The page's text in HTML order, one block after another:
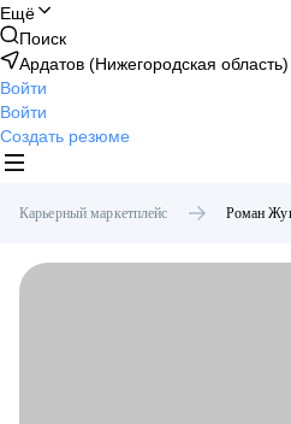
Ещё
Поиск
Ардатов (Нижегородская область)
Войти
Войти
Создать резюме
Карьерный маркетплейс Роман